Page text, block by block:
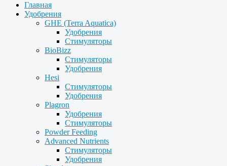
Главная
Удобрения
GHE (Terra Aquatica)
Удобрения
Стимуляторы
BioBizz
Стимуляторы
Удобрения
Hesi
Стимуляторы
Удобрения
Plagron
Удобрения
Стимуляторы
Powder Feeding
Advanced Nutrients
Стимуляторы
Удобрения